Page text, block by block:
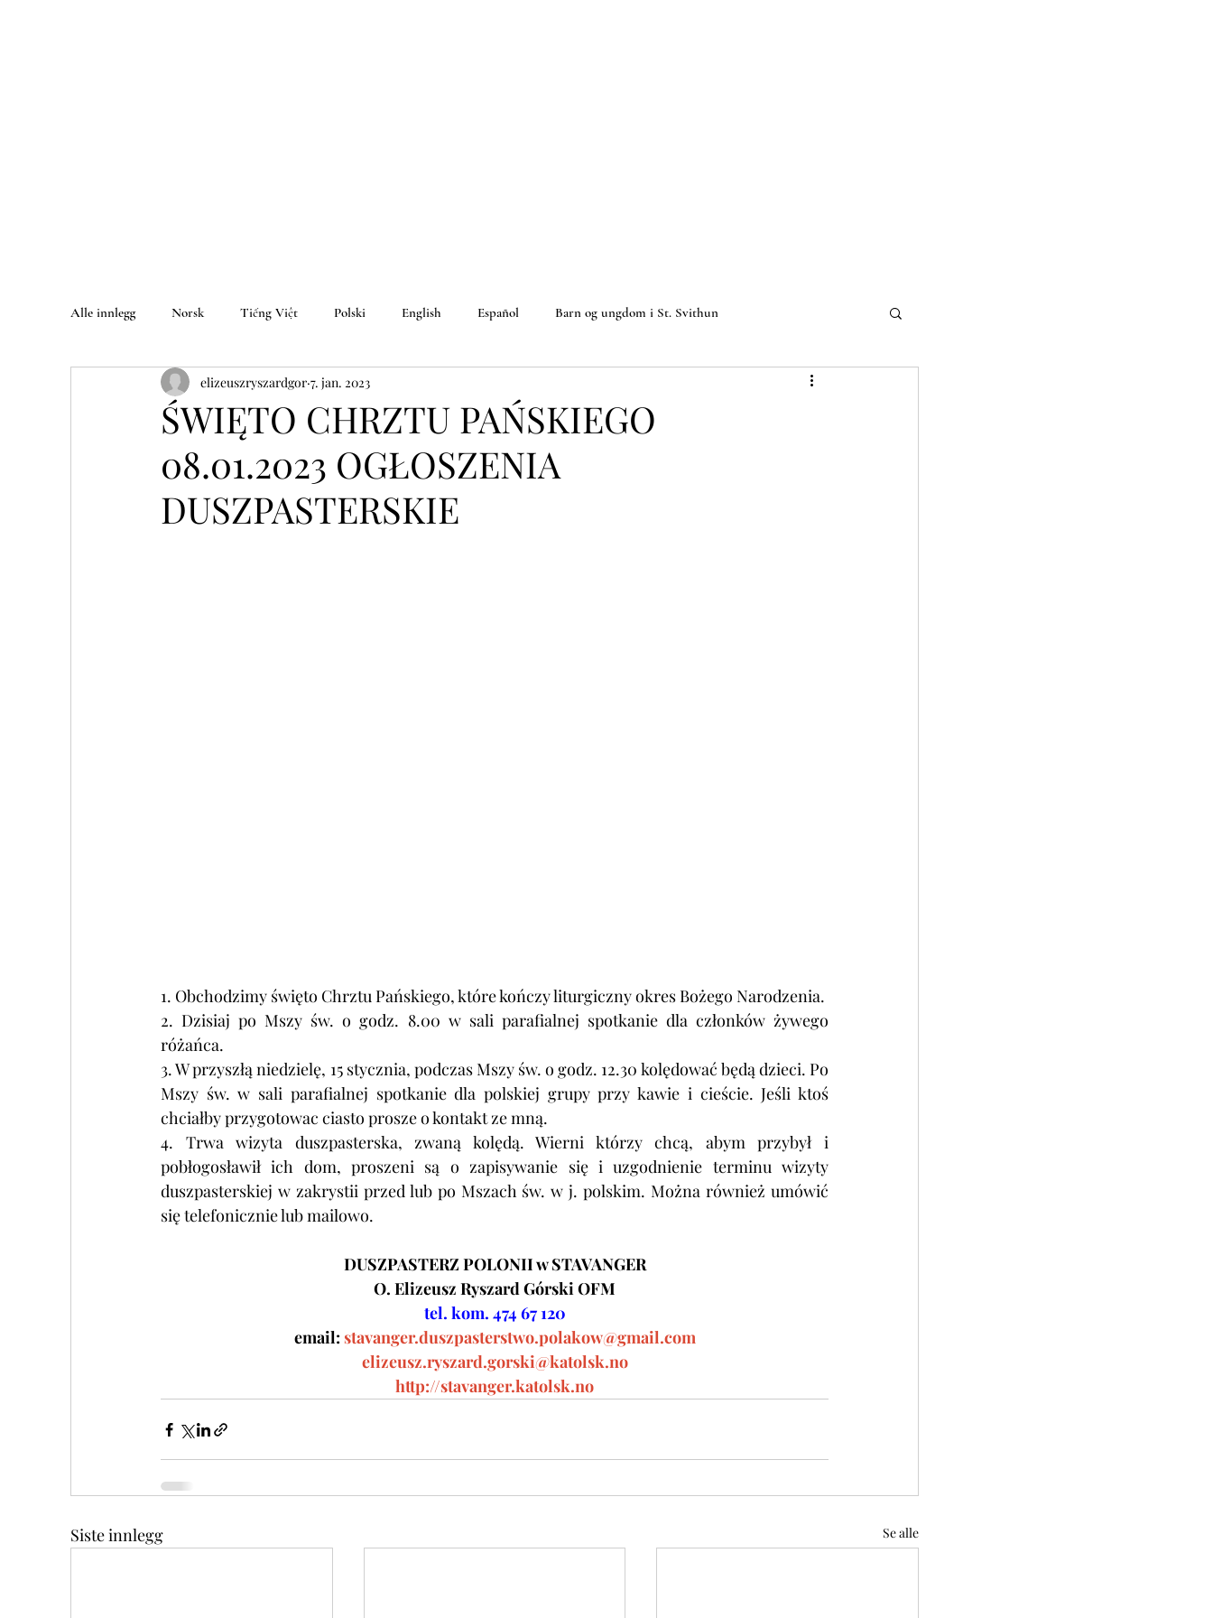
Alle innlegg Norsk Tiếng Việt Polski English Español Barn og ungdom i St. Svithun
ŚWIĘTO CHRZTU PAŃSKIEGO
08.01.2023 OGŁOSZENIA
DUSZPASTERSKIE
elizeuszryszardgor 7. jan. 2023
1. Obchodzimy święto Chrztu Pańskiego, które kończy liturgiczny okres Bożego Narodzenia.
2. Dzisiaj po Mszy św. o godz. 8.00 w sali parafialnej spotkanie dla członków żywego
różańca.
3. W przyszłą niedzielę, 15 stycznia, podczas Mszy św. o godz. 12.30 kolędować będą dzieci. Po
Mszy św. w sali parafialnej spotkanie dla polskiej grupy przy kawie i cieście. Jeśli ktoś
chciałby przygotowac ciasto prosze o kontakt ze mną.
4. Trwa wizyta duszpasterska, zwaną kolędą. Wierni którzy chcą, abym przybył i
pobłogosławił ich dom, proszeni są o zapisywanie się i uzgodnienie terminu wizyty
duszpasterskiej w zakrystii przed lub po Mszach św. w j. polskim. Można również umówić
się telefonicznie lub mailowo.
DUSZPASTERZ POLONII w STAVANGER
O. Elizeusz Ryszard Górski OFM
tel. kom. 474 67 120
email: stavanger.duszpasterstwo.polakow@gmail.com
elizeusz.ryszard.gorski@katolsk.no
http://stavanger.katolsk.no
Siste innlegg Se alle